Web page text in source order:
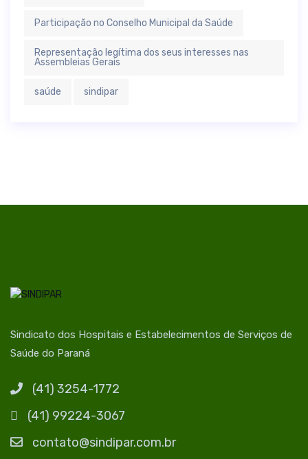
Participação no Conselho Municipal da Saúde
Representação legítima dos seus interesses nas
Assembleias Gerais
saúde sindipar
Sindicato dos Hospitais e Estabelecimentos de Serviços de
Saúde do Paraná
(41) 3254-1772
(41) 99224-3067
contato@sindipar.com.br